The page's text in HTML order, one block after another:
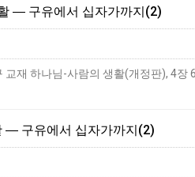
― 구유에서 십자가까지(2)
― 구유에서 십자가까지(2)